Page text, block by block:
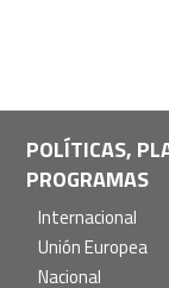
POLÍTICAS,
PROGRAMAS
Internacional
Unión Europea
Nacional